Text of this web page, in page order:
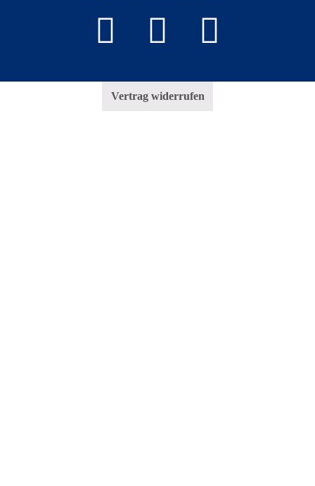
Vertrag widerrufen